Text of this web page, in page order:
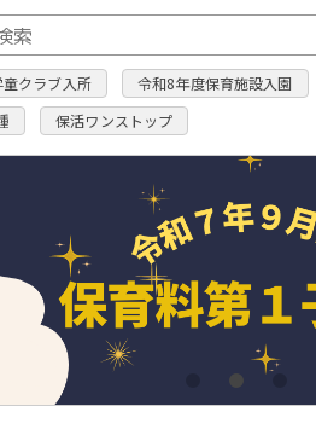
このページ
クラブ入所 令和8年度保育施設入園
保活ワンストップ